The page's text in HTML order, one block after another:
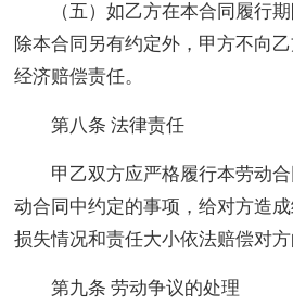
（五）如乙方在本合同履行
除本合同另有约定外，甲方不向
经济赔偿责任。
第八条 法律责任
甲乙双方应严格履行本劳动
动合同中约定的事项，给对方造
损失情况和责任大小依法赔偿对方
第九条 劳动争议的处理